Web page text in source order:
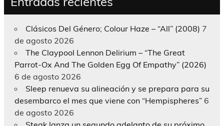
Clásicos Del Género; Colour Haze – “All” (2008) 7
de agosto 2026
The Claypool Lennon Delirium – “The Great
Parrot-Ox And The Golden Egg Of Empathy” (2026)
6 de agosto 2026
Sleep renueva su alineación y se prepara para su
desembarco el mes que viene con “Hempispheres” 6
de agosto 2026